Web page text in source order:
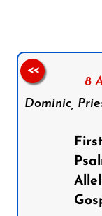
8
Dominic,
<<